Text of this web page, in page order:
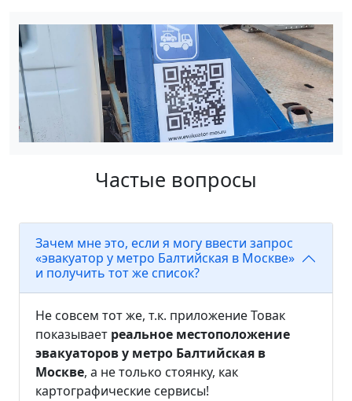
Частые вопросы
Зачем мне это, если я могу ввести запрос
«эвакуатор у метро Балтийская в Москве»
и получить тот же список?
Не совсем тот же, т.к. приложение Товак
показывает реальное местоположение
эвакуаторов у метро Балтийская в
Москве, а не только стоянку, как
картографические сервисы!